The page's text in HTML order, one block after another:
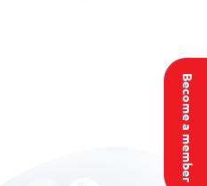
Become a member